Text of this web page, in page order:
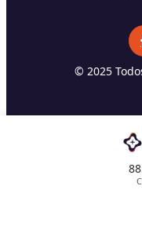
© 2025